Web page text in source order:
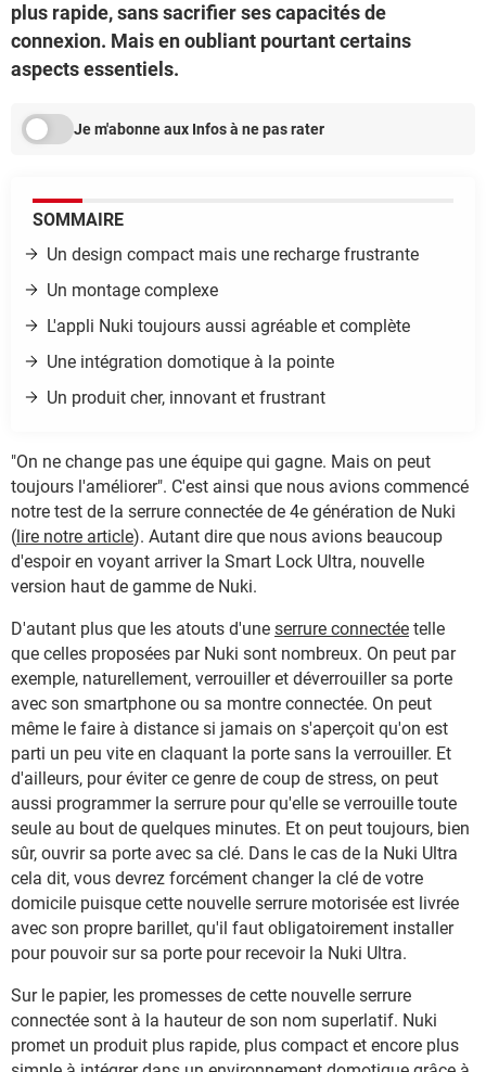
plus rapide, sans sacrifier ses capacités de
connexion. Mais en oubliant pourtant certains
aspects essentiels.
Je m'abonne aux Infos à ne pas rater
SOMMAIRE
Un design compact mais une recharge frustrante
Un montage complexe
L'appli Nuki toujours aussi agréable et complète
Une intégration domotique à la pointe
Un produit cher, innovant et frustrant
"On ne change pas une équipe qui gagne. Mais on peut
toujours l'améliorer". C'est ainsi que nous avions commencé
notre test de la serrure connectée de 4e génération de Nuki
(lire notre article). Autant dire que nous avions beaucoup
d'espoir en voyant arriver la Smart Lock Ultra, nouvelle
version haut de gamme de Nuki.
D'autant plus que les atouts d'une serrure connectée telle
que celles proposées par Nuki sont nombreux. On peut par
exemple, naturellement, verrouiller et déverrouiller sa porte
avec son smartphone ou sa montre connectée. On peut
même le faire à distance si jamais on s'aperçoit qu'on est
parti un peu vite en claquant la porte sans la verrouiller. Et
d'ailleurs, pour éviter ce genre de coup de stress, on peut
aussi programmer la serrure pour qu'elle se verrouille toute
seule au bout de quelques minutes. Et on peut toujours, bien
sûr, ouvrir sa porte avec sa clé. Dans le cas de la Nuki Ultra
cela dit, vous devrez forcément changer la clé de votre
domicile puisque cette nouvelle serrure motorisée est livrée
avec son propre barillet, qu'il faut obligatoirement installer
pour pouvoir sur sa porte pour recevoir la Nuki Ultra.
Sur le papier, les promesses de cette nouvelle serrure
connectée sont à la hauteur de son nom superlatif. Nuki
promet un produit plus rapide, plus compact et encore plus